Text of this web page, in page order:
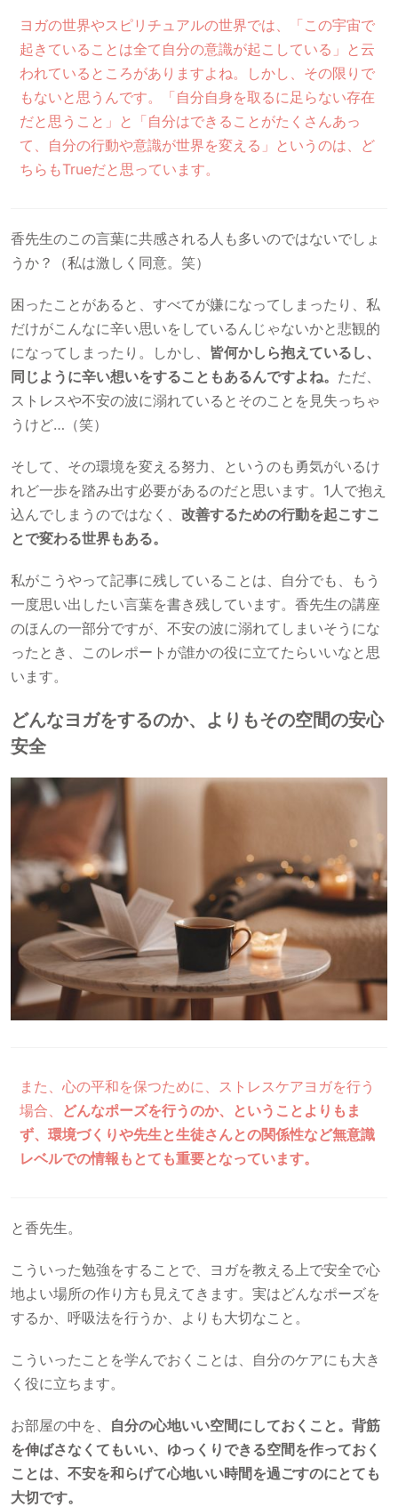
ヨガの世界やスピリチュアルの世界では、「この宇宙で
起きていることは全て自分の意識が起こしている」と云
われているところがありますよね。しかし、その限りで
もないと思うんです。「自分自身を取るに足らない存在
だと思うこと」と「自分はできることがたくさんあっ
て、自分の行動や意識が世界を変える」というのは、ど
ちらもTrueだと思っています。
香先生のこの言葉に共感される人も多いのではないでしょ
うか？（私は激しく同意。笑）
困ったことがあると、すべてが嫌になってしまったり、私
だけがこんなに辛い思いをしているんじゃないかと悲観的
になってしまったり。しかし、 皆何かしら抱えているし、
同じように辛い想いをすることもあるんですよね。 ただ、
ストレスや不安の波に溺れているとそのことを見失っちゃ
うけど…（笑）
そして、その環境を変える努力、というのも勇気がいるけ
れど一歩を踏み出す必要があるのだと思います。1人で抱え
込んでしまうのではなく、 改善するための行動を起こすこ
とで変わる世界もある。
私がこうやって記事に残していることは、自分でも、もう
一度思い出したい言葉を書き残しています。香先生の講座
のほんの一部分ですが、不安の波に溺れてしまいそうにな
ったとき、このレポートが誰かの役に立てたらいいなと思
います。
どんなヨガをするのか、よりもその空間の安心
安全
また、心の平和を保つために、ストレスケアヨガを行う
場合、 どんなポーズを行うのか、ということよりもま
ず、環境づくりや先生と生徒さんとの関係性など無意識
レベルでの情報もとても重要となっています。
と香先生。
こういった勉強をすることで、ヨガを教える上で安全で心
地よい場所の作り方も見えてきます。実はどんなポーズを
するか、呼吸法を行うか、よりも大切なこと。
こういったことを学んでおくことは、自分のケアにも大き
く役に立ちます。
お部屋の中を、 自分の心地いい空間にしておくこと。背筋
を伸ばさなくてもいい、ゆっくりできる空間を作っておく
ことは、不安を和らげて心地いい時間を過ごすのにとても
大切です。